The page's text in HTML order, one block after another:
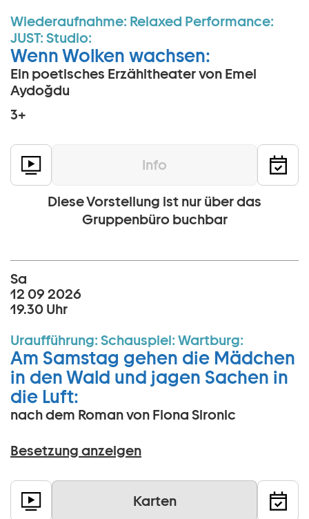
Wiederaufnahme: Relaxed Performance:
JUST: Studio:
Wenn Wolken wachsen:
Ein poetisches Erzähltheater von Emel
Aydoğdu
3+
Info
Diese Vorstellung ist nur über das
Gruppenbüro buchbar
Sa
12 09 2026
19.30 Uhr
Uraufführung: Schauspiel: Wartburg:
Am Samstag gehen die Mädchen
in den Wald und jagen Sachen in
die Luft:
nach dem Roman von Fiona Sironic
Besetzung anzeigen
Karten